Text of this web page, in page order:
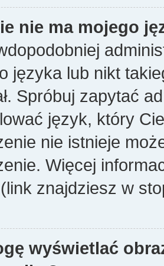
nie ma mojego
języka lub nikt
Spróbuj zapytać
język, który
nie istnieje
Więcej
znajdziesz w
wyświetlać